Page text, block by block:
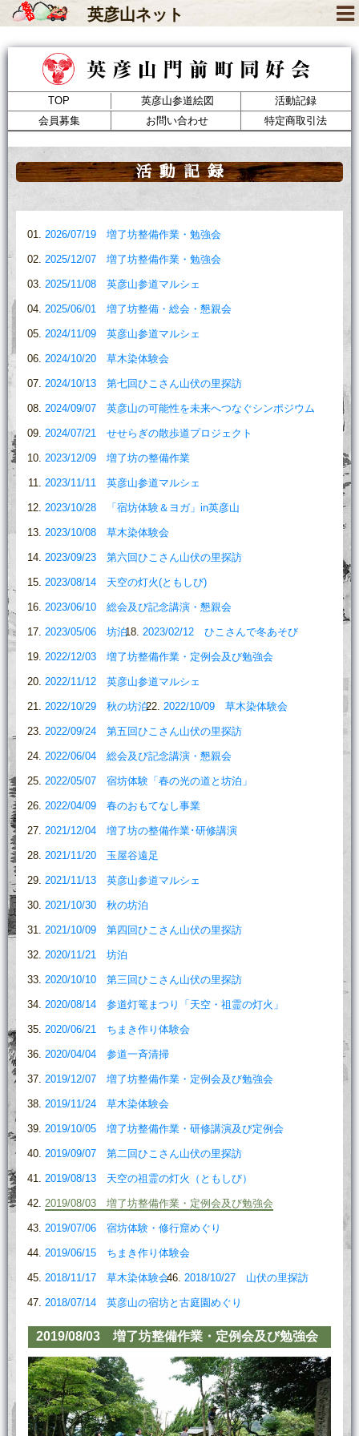
英彦山ネット
TOP 英彦山参道絵図
活動記録
会員募集
お問い合わせ 特定商取引法
活動記録
2026/07/19 増了坊整備作業・勉強会
2025/12/07 増了坊整備作業・勉強会
2025/11/08 英彦山参道マルシェ
2025/06/01 増了坊整備・総会・懇親会
2024/11/09 英彦山参道マルシェ
2024/10/20 草木染体験会
2024/10/13 第七回ひこさん山伏の里探訪
2024/09/07 英彦山の可能性を未来へつなぐシンポジウム
2024/07/21 せせらぎの散歩道プロジェクト
2023/12/09 増了坊の整備作業
2023/11/11 英彦山参道マルシェ
2023/10/28 「宿坊体験＆ヨガ」in英彦山
2023/10/08 草木染体験会
2023/09/23 第六回ひこさん山伏の里探訪
2023/08/14 天空の灯火(ともしび)
2023/06/10 総会及び記念講演・懇親会
2023/05/06 坊泊 2023/02/12 ひこさんで冬あそび
2022/12/03 増了坊整備作業・定例会及び勉強会
2022/11/12 英彦山参道マルシェ
2022/10/29 秋の坊泊 2022/10/09 草木染体験会
2022/09/24 第五回ひこさん山伏の里探訪
2022/06/04 総会及び記念講演・懇親会
2022/05/07 宿坊体験「春の光の道と坊泊」
2022/04/09 春のおもてなし事業
2021/12/04 増了坊の整備作業･研修講演
2021/11/20 玉屋谷遠足
2021/11/13 英彦山参道マルシェ
2021/10/30 秋の坊泊
2021/10/09 第四回ひこさん山伏の里探訪
2020/11/21 坊泊
2020/10/10 第三回ひこさん山伏の里探訪
2020/08/14 参道灯篭まつり「天空・祖霊の灯火」
2020/06/21 ちまき作り体験会
2020/04/04 参道一斉清掃
2019/12/07 増了坊整備作業・定例会及び勉強会
2019/11/24 草木染体験会
2019/10/05 増了坊整備作業・研修講演及び定例会
2019/09/07 第二回ひこさん山伏の里探訪
2019/08/13 天空の祖霊の灯火（ともしび）
2019/08/03 増了坊整備作業・定例会及び勉強会
2019/07/06 宿坊体験・修行窟めぐり
2019/06/15 ちまき作り体験会
2018/11/17 草木染体験会 2018/10/27 山伏の里探訪
2018/07/14 英彦山の宿坊と古庭園めぐり
2019/08/03 増了坊整備作業・定例会及び勉強会